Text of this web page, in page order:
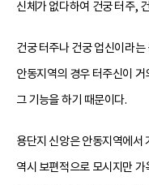
신체가 없다하여 건궁 터주,
건궁 터주나 건궁 업신이라
안동지역의 경우 터주신이
그 기능을 하기 때문이다.
용단지 신앙은 안동지역에서
역시 보편적으로 모시지만